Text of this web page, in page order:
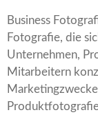
Business
Fotografie, die
Unternehmen,
Mitarbeitern